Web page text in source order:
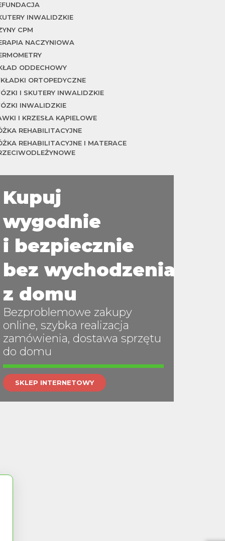
INWALIDZKIE
CPM
NACZYNIOWA
ODDECHOWY
ORTOPEDYCZNE
I SKUTERY INWALIDZKIE
INWALIDZKIE
I KRZESŁA KĄPIELOWE
REHABILITACYJNE
REHABILITACYJNE I MATERACE
Kupuj
wygodnie
i bezpiecznie
bez wychodzenia
z domu
Bezproblemowe zakupy
online, szybka realizacja
zamówienia, dostawa sprzętu
do domu
SKLEP INTERNETOWY